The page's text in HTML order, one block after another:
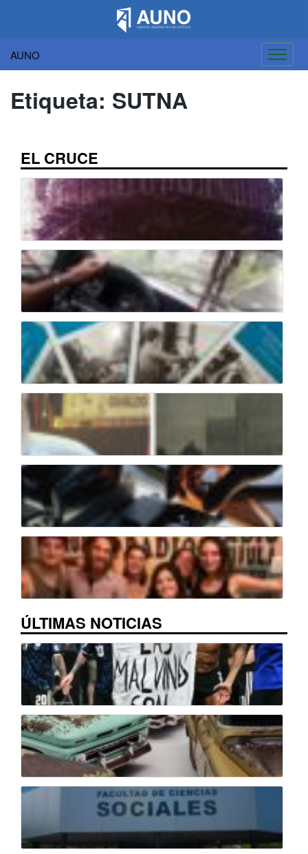
AUNO
contenido
Etiqueta: SUTNA
EL CRUCE
ÚLTIMAS NOTICIAS